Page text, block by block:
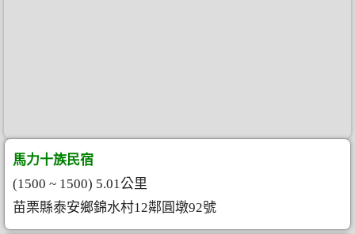
馬力十族民宿
(1500 ~ 1500) 5.01公里
苗栗縣泰安鄉錦水村12鄰圓墩92號